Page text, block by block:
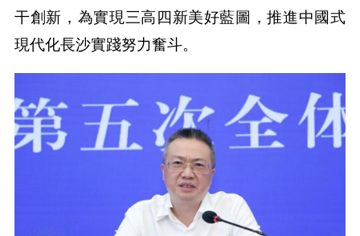
干創新，為實現三高四新美好藍圖，推進中國式
現代化長沙實踐努力奮斗。